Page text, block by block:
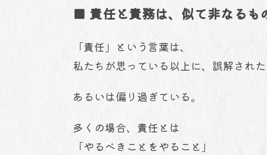
■ 責任と責務は、似て非なるも
「責任」という言葉は、
私たちが思っている以上に、誤解され
あるいは偏り過ぎている。
多くの場合、責任とは
「やるべきことをやること」